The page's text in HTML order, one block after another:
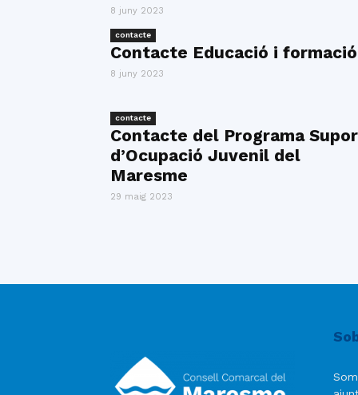
8 juny 2023
contacte
Contacte Educació i formació
8 juny 2023
contacte
Contacte del Programa
d’Ocupació Juvenil del
Maresme
29 maig 2023